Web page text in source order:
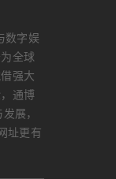
数字娱
全球
强大
通博
展，
址更有